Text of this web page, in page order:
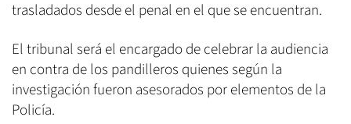
trasladados desde el penal en el que se encuentran.
El tribunal será el encargado de celebrar la audiencia
en contra de los pandilleros quienes según la
investigación fueron asesorados por elementos de la
Policía.